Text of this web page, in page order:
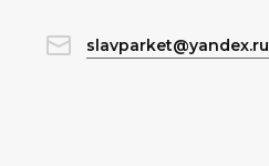
slavparket@yandex.ru